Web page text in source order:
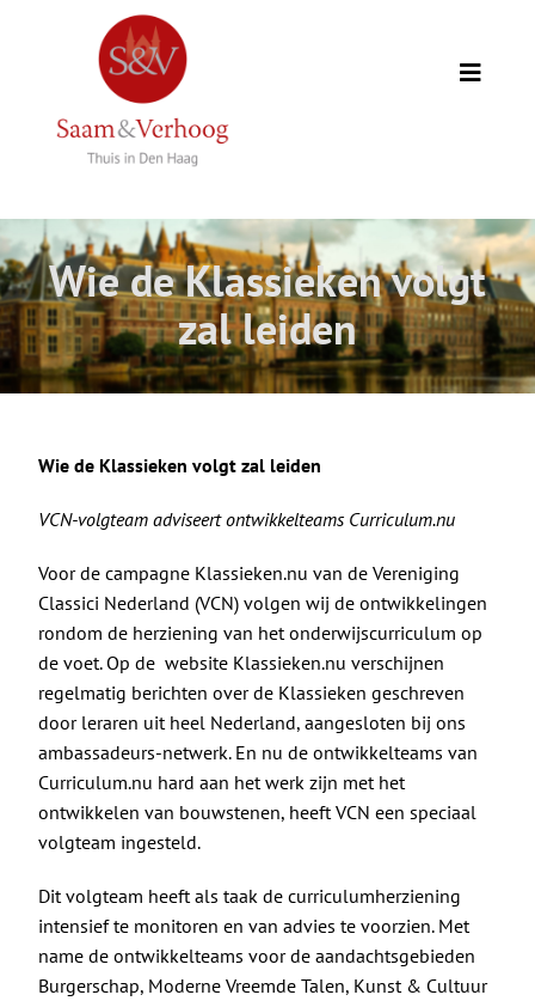
Toggle
Opdrachtgevers
Expertise
Wie we zijn
Academie
Raadgevers
Actueel
Contact
Wie de Klassieken volgt
zal leiden
Wie de Klassieken volgt zal leiden
VCN-volgteam adviseert ontwikkelteams Curriculum.nu
Voor de campagne Klassieken.nu van de Vereniging
Classici Nederland (VCN) volgen wij de ontwikkelingen
rondom de herziening van het onderwijscurriculum op
de voet. Op de website Klassieken.nu verschijnen
regelmatig berichten over de Klassieken geschreven
door leraren uit heel Nederland, aangesloten bij ons
ambassadeurs-netwerk. En nu de ontwikkelteams van
Curriculum.nu hard aan het werk zijn met het
ontwikkelen van bouwstenen, heeft VCN een speciaal
volgteam ingesteld.
Dit volgteam heeft als taak de curriculumherziening
intensief te monitoren en van advies te voorzien. Met
name de ontwikkelteams voor de aandachtsgebieden
Burgerschap, Moderne Vreemde Talen, Kunst & Cultuur